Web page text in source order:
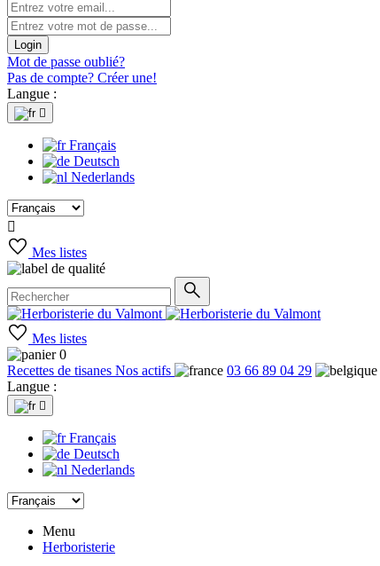
Login
Mot de passe oublié?
Pas de compte? Créer une!
Langue :

Français
Deutsch
Nederlands

Mes listes
Mes listes
0
Recettes de tisanes Nos actifs 03 66 89 04 29
Langue :

Français
Deutsch
Nederlands
Menu
Herboristerie